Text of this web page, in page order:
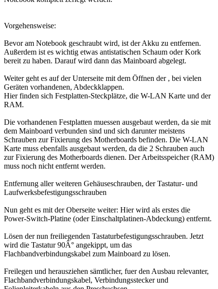
Vorgehensweise:
Bevor am Notebook geschraubt wird, ist der Akku zu entfernen.
Außerdem ist es wichtig etwas antistatischen Schaum oder Kork
bereit zu haben. Darauf wird dann das Mainboard abgelegt.
Weiter geht es auf der Unterseite mit dem Öffnen der , bei vielen
Geräten vorhandenen, Abdeckklappen.
Hier finden sich Festplatten-Steckplätze, die W-LAN Karte und der
RAM.
Die vorhandenen Festplatten muessen ausgebaut werden, da sie mit
dem Mainboard verbunden sind und sich darunter meistens
Schrauben zur Fixierung des Motherboards befinden. Die W-LAN
Karte muss ebenfalls ausgebaut werden, da die 2 Schrauben auch
zur Fixierung des Motherboards dienen. Der Arbeitsspeicher (RAM)
muss noch nicht entfernt werden.
Entfernung aller weiteren Gehäuseschrauben, der Tastatur- und
Laufwerksbefestigungsschrauben
Nun geht es mit der Oberseite weiter: Hier wird als erstes die
Power-Switch-Platine (oder Einschaltplatinen-Abdeckung) entfernt.
Lösen der nun freiliegenden Tastaturbefestigungsschrauben. Jetzt
wird die Tastatur 90Â° angekippt, um das
Flachbandverbindungskabel zum Mainboard zu lösen.
Freilegen und herausziehen sämtlicher, fuer den Ausbau relevanter,
Flachbandverbindungskabel, Verbindungsstecker und